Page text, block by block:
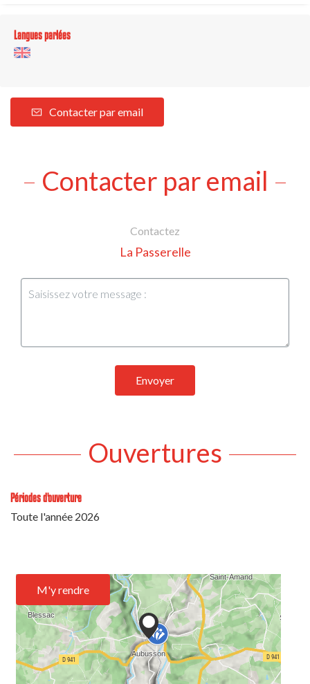
Langues parlées
Contacter par email
Contacter par email
Contactez
La Passerelle
Envoyer
Ouvertures
Périodes d'ouverture
Toute l'année 2026
M'y rendre